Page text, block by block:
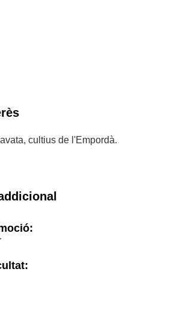
cultius de l'Empordà.